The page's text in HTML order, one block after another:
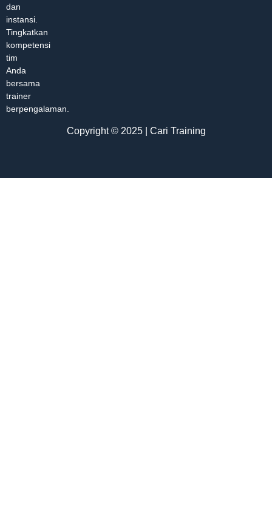
dan
instansi.
Tingkatkan
kompetensi
tim
Anda
bersama
trainer
berpengalaman.
Copyright © 2025 | Cari Training